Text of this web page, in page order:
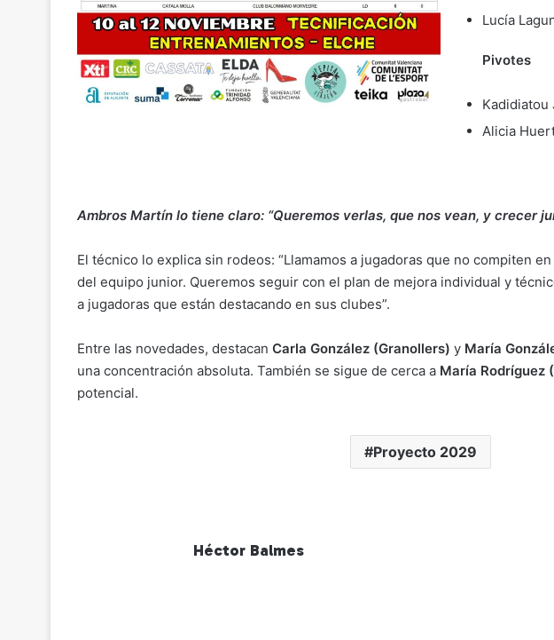
Lucía
Pivotes
Kadidiatou
Alicia
Ambros Martín lo tiene claro: “Queremos verlas, que nos vean, y crecer
El técnico lo explica sin rodeos: “Llamamos a jugadoras que no compiten
del equipo junior. Queremos seguir con el plan de mejora individual y
a jugadoras que están destacando en sus clubes”.
Entre las novedades, destacan Carla González (Granollers) y María
una concentración absoluta. También se sigue de cerca a María Rodríguez
potencial.
Proyecto 2029
Héctor Balmes